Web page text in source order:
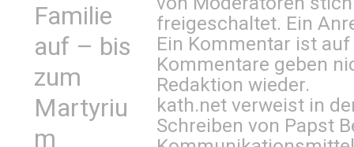
Familie
auf – bis
zum
Martyriu
m
freigeschaltet. Ein
Ein Kommentar ist
Kommentare geben
Redaktion wieder.
kath.net verweist in
Schreiben von Papst